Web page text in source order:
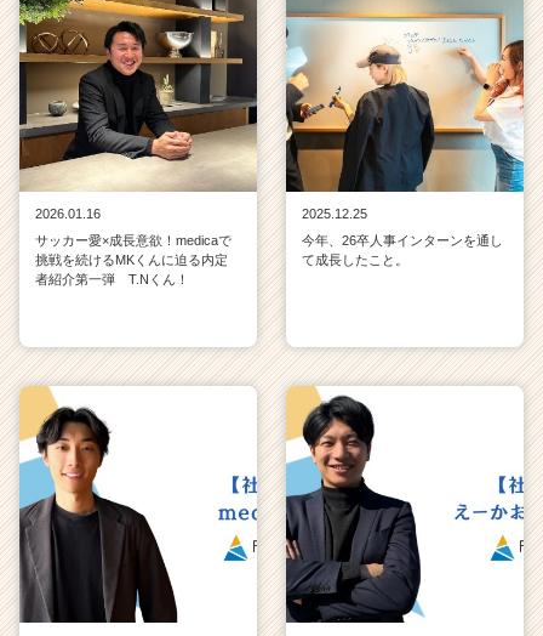
2026.01.16
サッカー愛×成長意欲！medicaで
挑戦を続けるMKくんに迫る内定
者紹介第一弾 T.Nくん！
2025.12.25
今年、26卒人事インターンを通し
て成長したこと。